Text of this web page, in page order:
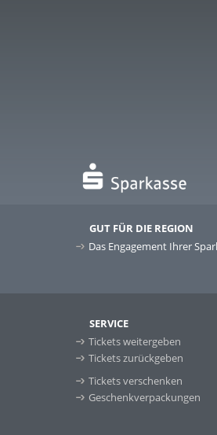
GUT FÜR DIE REGION
Das Engagement Ihrer
SERVICE
Tickets weitergeben
Tickets zurückgeben
Tickets verschenken
Geschenkverpackungen